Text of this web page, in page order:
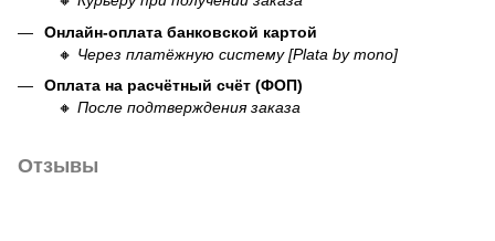
Онлайн-оплата банковской картой
🔸 Через платёжную систему [Plata by mono]
Оплата на расчётный счёт (ФОП)
🔸 После подтверждения заказа
Отзывы